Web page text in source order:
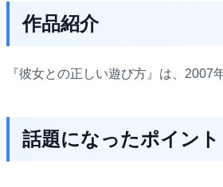
作品紹介
『彼女との正しい遊び方』は、
話題になったポイント